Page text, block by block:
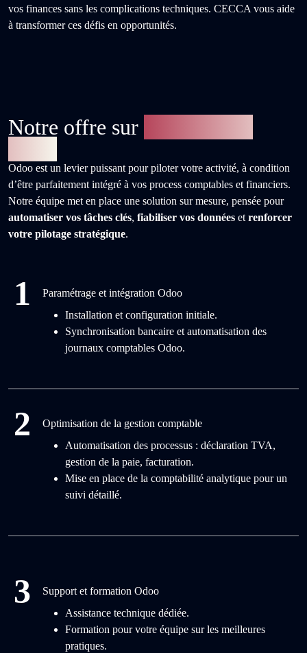
vos finances sans les complications techniques. CECCA vous aide
à transformer ces défis en opportunités.
Notre offre sur
Odoo est un levier puissant pour piloter votre activité, à condition
d’être parfaitement intégré à vos process comptables et financiers.
Notre équipe met en place une solution sur mesure, pensée pour
automatiser vos tâches clés, fiabiliser vos données et renforcer
votre pilotage stratégique.
1
Paramétrage et intégration Odoo
Installation et configuration initiale.
Synchronisation bancaire et automatisation des
journaux comptables Odoo.
2
Optimisation de la gestion comptable
Automatisation des processus : déclaration TVA,
gestion de la paie, facturation.
Mise en place de la comptabilité analytique pour un
suivi détaillé.
3
Support et formation Odoo
Assistance technique dédiée.
Formation pour votre équipe sur les meilleures
pratiques.